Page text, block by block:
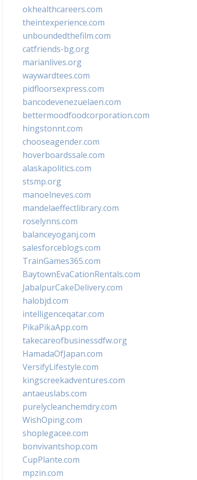
okhealthcareers.com
theintexperience.com
unboundedthefilm.com
catfriends-bg.org
marianlives.org
waywardtees.com
pidfloorsexpress.com
bancodevenezuelaen.com
bettermoodfoodcorporation.com
hingstonnt.com
chooseagender.com
hoverboardssale.com
alaskapolitics.com
stsmp.org
manoelneves.com
mandelaeffectlibrary.com
roselynns.com
balanceyoganj.com
salesforceblogs.com
TrainGames365.com
BaytownEvaCationRentals.com
JabalpurCakeDelivery.com
halobjd.com
intelligenceqatar.com
PikaPikaApp.com
takecareofbusinessdfw.org
HamadaOfJapan.com
VersifyLifestyle.com
kingscreekadventures.com
antaeuslabs.com
purelycleanchemdry.com
WishOping.com
shoplegacee.com
bonvivantshop.com
CupPlante.com
mpzin.com